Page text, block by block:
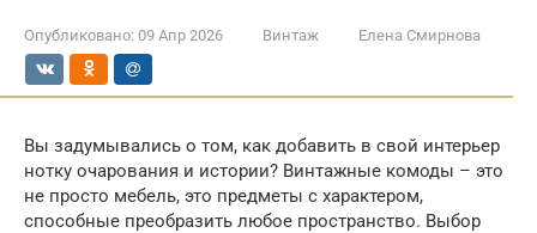
Опубликовано: 09 Апр 2026 Винтаж Елена Смирнова
Вы задумывались о том, как добавить в свой интерьер
нотку очарования и истории? Винтажные комоды – это
не просто мебель, это предметы с характером,
способные преобразить любое пространство. Выбор